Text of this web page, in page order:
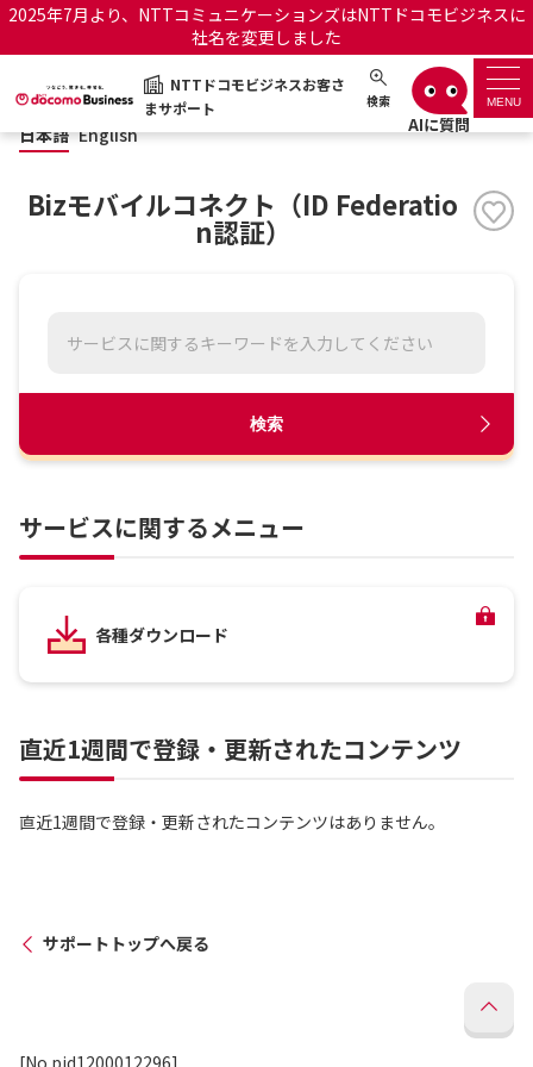
2025年7月より、NTTコミュニケーションズはNTTドコモビジネスに
社名を変更しました
NTTドコモビジネスお客さ
まサポート
検索 MENU
NTTドコモビジネスお客さまサポート 日本語 English
サポートトップ
サービス名から探す
お知らせ サポートサイトの使い方
工事・故障情報通知サー
日本語 English
Bizモバイルコネクト（ID Federatio
n認証）
検索
サービスに関するメニュー
各種ダウンロード
直近1週間で登録・更新されたコンテンツ
直近1週間で登録・更新されたコンテンツはありません。
サポートトップへ戻る
[No.pid1200012296]